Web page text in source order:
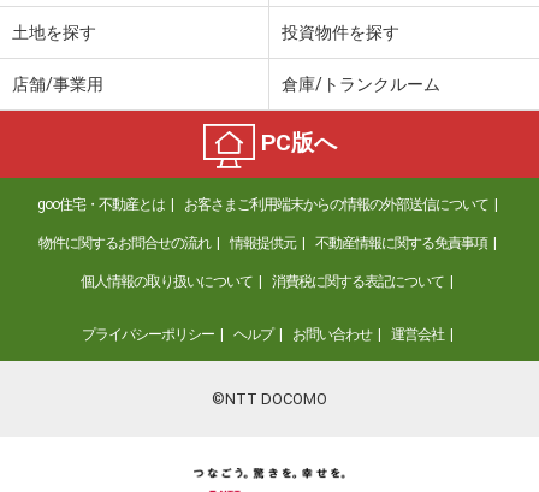
土地を探す 投資物件を探す
店舗/事業用 倉庫/トランクルーム
PC版へ
goo住宅・不動産とは お客さまご利用端末からの情報の外部送信について
物件に関するお問合せの流れ 情報提供元 不動産情報に関する免責事項
個人情報の取り扱いについて 消費税に関する表記について
プライバシーポリシー ヘルプ お問い合わせ 運営会社
©NTT DOCOMO